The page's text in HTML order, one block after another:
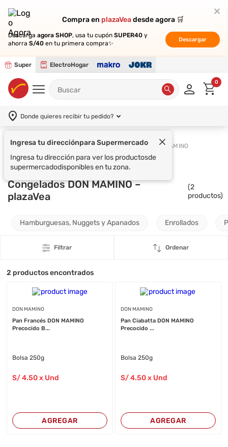
Compra en plazaVeadesde agora 🛒
Descarga agora SHOP, usa tu cupón SUPER40 y
ahorra S/40 en tu primera compra✨
Descargar
Super ElectroHogar
Compra en plazaVeadesde agora 🛒
Descarga agora SHOP, usa tu cupón SUPER40 y
ahorra S/40 en tu primera compra✨
Descargar
0
Donde quieres recibir tu pedido?
Ingresa tu direcciónpara Supermercado
Ingresa tu dirección para ver los productosde
supermercadodisponibles en tu zona.
Supermercado Congelados DON MAMINO
Congelados DON MAMINO –
plazaVea
(2
productos)
Hamburguesas, Nuggets y Apanados Enrollados
Filtrar Ordenar
2 productos encontrados
DON MAMINO
Pan Francés DON MAMINO
Precocido B...
Bolsa 250g
S/4.50 x Und
AGREGAR
DON MAMINO
Pan Ciabatta DON MAMINO
Precocido ...
Bolsa 250g
S/4.50x Und
AGREGAR